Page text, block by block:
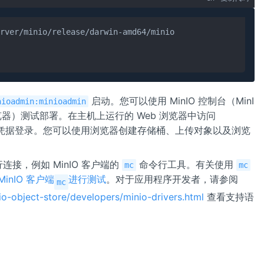
启动。您可以使用 MinIO 控制台（MinI
）测试部署。在主机上运行的 Web 浏览器中访问
登录。您可以使用浏览器创建存储桶、上传对象以及浏览
接，例如 MinIO 客户端的 mc 命令行工具。有关使用 mc
客户端 mc 进行测试。对于应用程序开发者，请参阅
object-store/developers/minio-drivers.html 查看支持语